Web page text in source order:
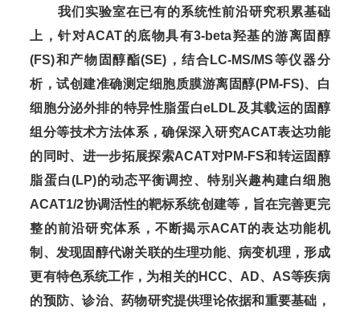
我们实验室在已有的系统性前沿研究积累基础
上，针对ACAT的底物具有3-beta羟基的游离固醇
(FS)和产物固醇酯(SE)，结合LC-MS/MS等仪器分
析，试创建准确测定细胞质膜游离固醇(PM-FS)、白
细胞分泌外排的特异性脂蛋白eLDL及其载运的固醇
组分等技术方法体系，确保深入研究ACAT表达功能
的同时、进一步拓展探索ACAT对PM-FS和转运固醇
脂蛋白(LP)的动态平衡调控、特别兴趣构建白细胞
ACAT1/2协调活性的靶标系统创建等，旨在完善更完
整的前沿研究体系，不断揭示ACAT的表达功能机
制、发现固醇代谢关联的生理功能、病变机理，形成
更有特色系统工作，为相关的HCC、AD、AS等疾病
的预防、诊治、药物研究提供理论依据和重要基础，